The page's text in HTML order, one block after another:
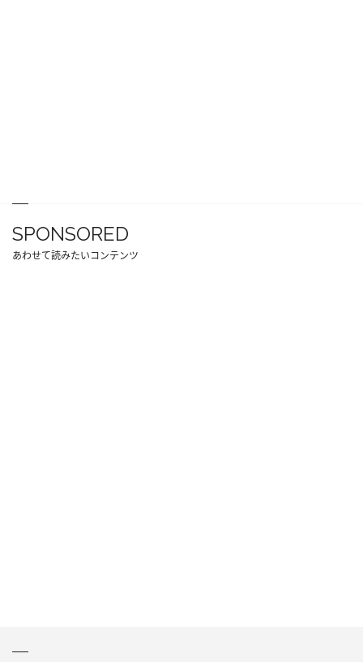
SPONSORED
あわせて読みたいコンテンツ